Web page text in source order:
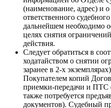
(наименование, адрес) и
ответственного
дальнейшем необходимо
целях снятия
действия.
Следует обратиться в
ходатайством о снятии
заранее в 2-х
Покупателем копий
приемки-передачи и ПТС
также потребуется
документов). Судебный